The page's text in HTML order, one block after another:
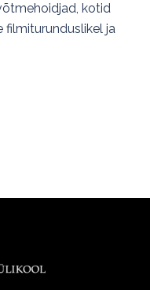
kotid
filmiturunduslikel ja